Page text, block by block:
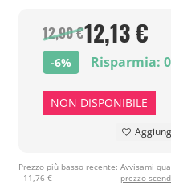
12,90 €12,13 €
-6% Risparmia:
NON DISPONIBILE
Prezzo più basso recente:
11,76 €
Avvisami
prezzo